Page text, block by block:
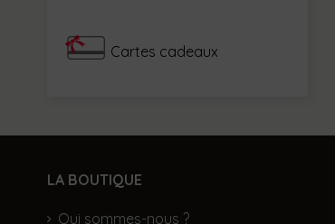
Cartes cadeaux
LA BOUTIQUE
Qui sommes-nous ?